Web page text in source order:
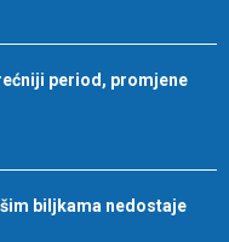
period, promjene
biljkama nedostaje